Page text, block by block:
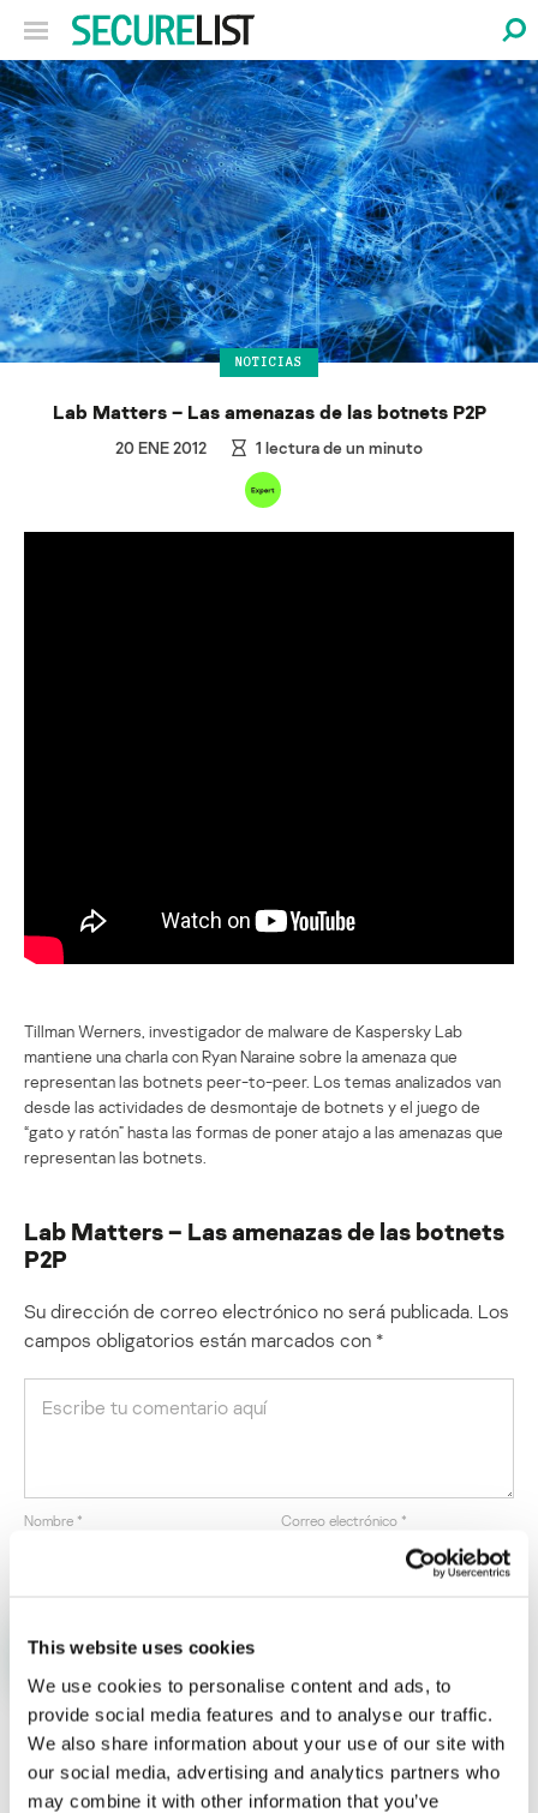
This website uses cookies
We use cookies to personalise content and ads, to
provide social media features and to analyse our traffic.
We also share information about your use of our site with
our social media, advertising and analytics partners who
may combine it with other information that you’ve
NOTICIAS
Lab Matters – Las amenazas de las botnets P2P
20 ENE 2012 1 lectura de un minuto
Tillman Werners, investigador de malware de Kaspersky Lab
mantiene una charla con Ryan Naraine sobre la amenaza que
representan las botnets peer-to-peer. Los temas analizados van
desde las actividades de desmontaje de botnets y el juego de
“gato y ratón” hasta las formas de poner atajo a las amenazas que
representan las botnets.
Lab Matters – Las amenazas de las botnets
P2P
Su dirección de correo electrónico no será publicada. Los
campos obligatorios están marcados con *
Nombre * Correo electrónico *
ÚLTIMAS PUBLICACIONES